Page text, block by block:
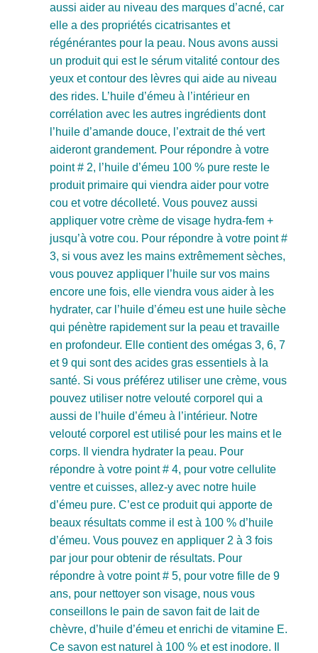
aussi aider au niveau des marques d’acné, car
elle a des propriétés cicatrisantes et
régénérantes pour la peau. Nous avons aussi
un produit qui est le sérum vitalité contour des
yeux et contour des lèvres qui aide au niveau
des rides. L’huile d’émeu à l’intérieur en
corrélation avec les autres ingrédients dont
l’huile d’amande douce, l’extrait de thé vert
aideront grandement. Pour répondre à votre
point # 2, l’huile d’émeu 100 % pure reste le
produit primaire qui viendra aider pour votre
cou et votre décolleté. Vous pouvez aussi
appliquer votre crème de visage hydra-fem +
jusqu’à votre cou. Pour répondre à votre point #
3, si vous avez les mains extrêmement sèches,
vous pouvez appliquer l’huile sur vos mains
encore une fois, elle viendra vous aider à les
hydrater, car l’huile d’émeu est une huile sèche
qui pénètre rapidement sur la peau et travaille
en profondeur. Elle contient des omégas 3, 6, 7
et 9 qui sont des acides gras essentiels à la
santé. Si vous préférez utiliser une crème, vous
pouvez utiliser notre velouté corporel qui a
aussi de l’huile d’émeu à l’intérieur. Notre
velouté corporel est utilisé pour les mains et le
corps. Il viendra hydrater la peau. Pour
répondre à votre point # 4, pour votre cellulite
ventre et cuisses, allez-y avec notre huile
d’émeu pure. C’est ce produit qui apporte de
beaux résultats comme il est à 100 % d’huile
d’émeu. Vous pouvez en appliquer 2 à 3 fois
par jour pour obtenir de résultats. Pour
répondre à votre point # 5, pour votre fille de 9
ans, pour nettoyer son visage, nous vous
conseillons le pain de savon fait de lait de
chèvre, d’huile d’émeu et enrichi de vitamine E.
Ce savon est naturel à 100 % et est inodore. Il